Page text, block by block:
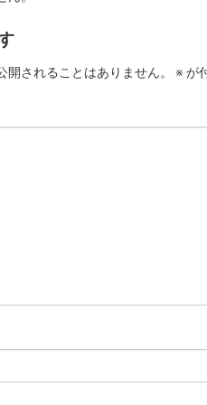
開されることはありません。 ※ が